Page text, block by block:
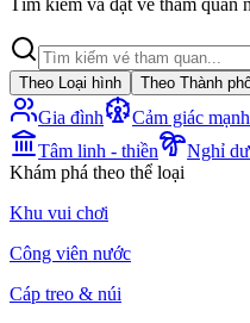
Tìm kiếm và đặt vé tham quan
Theo Loại hình Theo Thành
Gia đình Cảm giác mạnh
Tâm linh - thiền
Nghỉ
Khám phá theo thể loại
Khu vui chơi
Công viên nước
Cáp treo & núi